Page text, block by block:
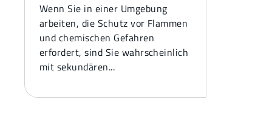
Wenn Sie in einer Umgebung
arbeiten, die Schutz vor Flammen
und chemischen Gefahren
erfordert, sind Sie wahrscheinlich
mit sekundären...